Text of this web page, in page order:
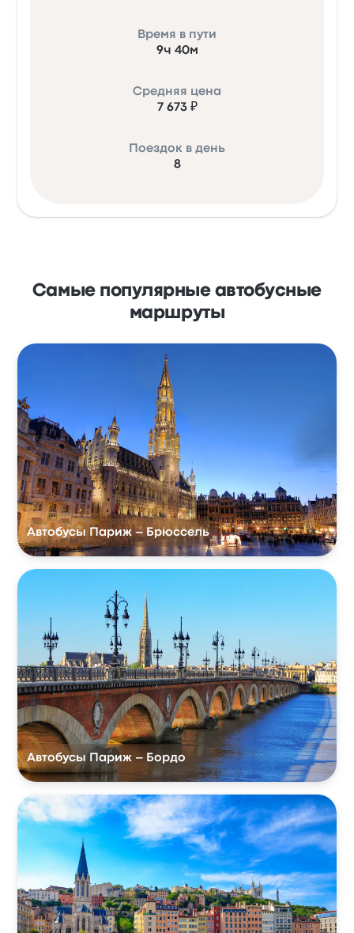
Время в пути
9ч 40м
Средняя цена
7 673 ₽
Поездок в день
8
Самые популярные автобусные
маршруты
Автобусы Париж – Брюссель
Автобусы Париж – Бордо